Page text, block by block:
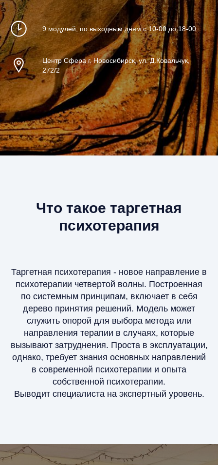
9 модулей, по выходным дням с 10-00 до 18-00.
Центр Сфера г. Новосибирск, ул. Д.Ковальчук,
272/2
Что такое таргетная
психотерапия
Таргетная психотерапия - новое направление в
психотерапии четвертой волны. Построенная
по системным принципам, включает в себя
дерево принятия решений. Модель может
служить опорой для выбора метода или
направления терапии в случаях, которые
вызывают затруднения. Проста в эксплуатации,
однако, требует знания основных направлений
в современной психотерапии и опыта
собственной психотерапии.
Выводит специалиста на экспертный уровень.